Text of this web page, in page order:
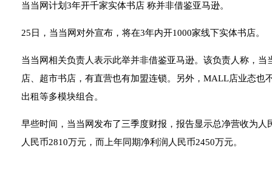
当当网计划3年开千家实体书店 称并非借鉴亚马逊。
25日，当当网对外宣布，将在3年内开1000家线下实体书店。
当当网相关负责人表示此举并非借鉴亚马逊。该负责人称，
店、超市书店，有直营也有加盟连锁。另外，MALL店业态也
出租等多模块组合。
早些时间，当当网发布了三季度财报，报告显示总净营收为人
人民币2810万元，而上年同期净利润人民币2450万元。